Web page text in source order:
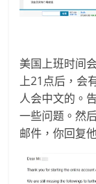
美国上班时间
上21点后，会
人会中文的。
一些问题。然
邮件，你回复